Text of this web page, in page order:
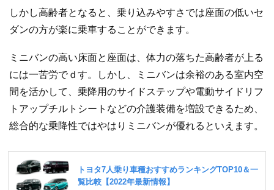
しかし高齢者となると、乗り込みやすさでは座面の低いセ
ダンの方が楽に乗車することができます。
ミニバンの高い床面と座面は、体力の落ちた高齢者が上る
には一苦労でｄす。しかし、ミニバンは余裕のある室内空
間を活かして、乗降用のサイドステップや電動サイドリフ
トアップチルトシートなどの介護装備を増設できるため、
総合的な乗降性ではやはりミニバンが優れるといえます。